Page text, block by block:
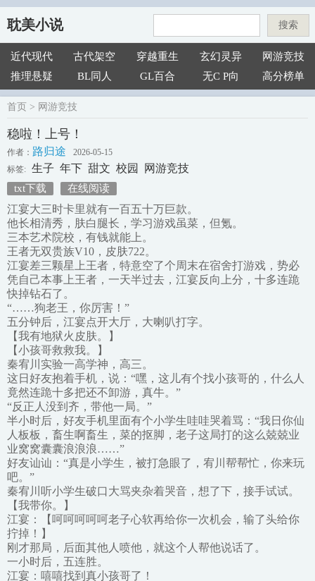
耽美小说 搜索
近代现代 古代架空 穿越重生 玄幻灵异
网游竞技
推理悬疑
BL同人 GL百合 无C P向 高分榜单
首页 > 网游竞技
稳啦！上号！
作者： 路归途
2026-05-15
标签: 生子 年下 甜文 校园 网游竞技
txt下载 在线阅读
江宴大三时卡里就有一百五十万巨款。
他长相清秀，肤白腿长，学习游戏虽菜，但氪。
三本艺术院校，有钱就能上。
王者无双贵族V10，皮肤722。
江宴差三颗星上王者，特意空了个周末在宿舍打游戏，势必
凭自己本事上王者，一天半过去，江宴反向上分，十多连跪
快掉钻石了。
“……狗老王，你厉害！”
五分钟后，江宴点开大厅，大喇叭打字。
【我有地狱火皮肤。】
【小孩哥救救我。】
秦宥川实验一高学神，高三。
这日好友抱着手机，说：“嘿，这儿有个找小孩哥的，什么人
竟然连跪十多把还不卸游，真牛。”
“反正人没到齐，带他一局。”
半小时后，好友手机里面有个小学生哇哇哭着骂：“我日你仙
人板板，畜生啊畜生，菜的抠脚，老子这局打的这么兢兢业
业窝窝囊囊浪浪浪……”
好友讪讪：“真是小学生，被打急眼了，宥川帮帮忙，你来玩
吧。”
秦宥川听小学生破口大骂夹杂着哭音，想了下，接手试试。
【我带你。】
江宴：【呵呵呵呵呵老子心软再给你一次机会，输了头给你
拧掉！】
刚才那局，后面其他人喷他，就这个人帮他说话了。
一小时后，五连胜。
江宴：嘻嘻找到真小孩哥了！